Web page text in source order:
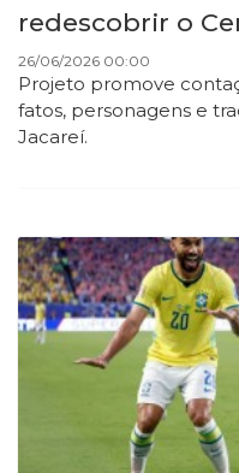
redescobrir o
26/06/2026 00:00
Projeto promove
fatos, personagens e
Jacareí.